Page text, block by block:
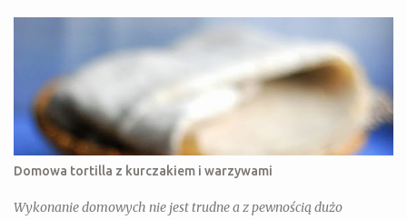
Domowa tortilla z kurczakiem i warzywami
Wykonanie domowych nie jest trudne a z pewnością dużo